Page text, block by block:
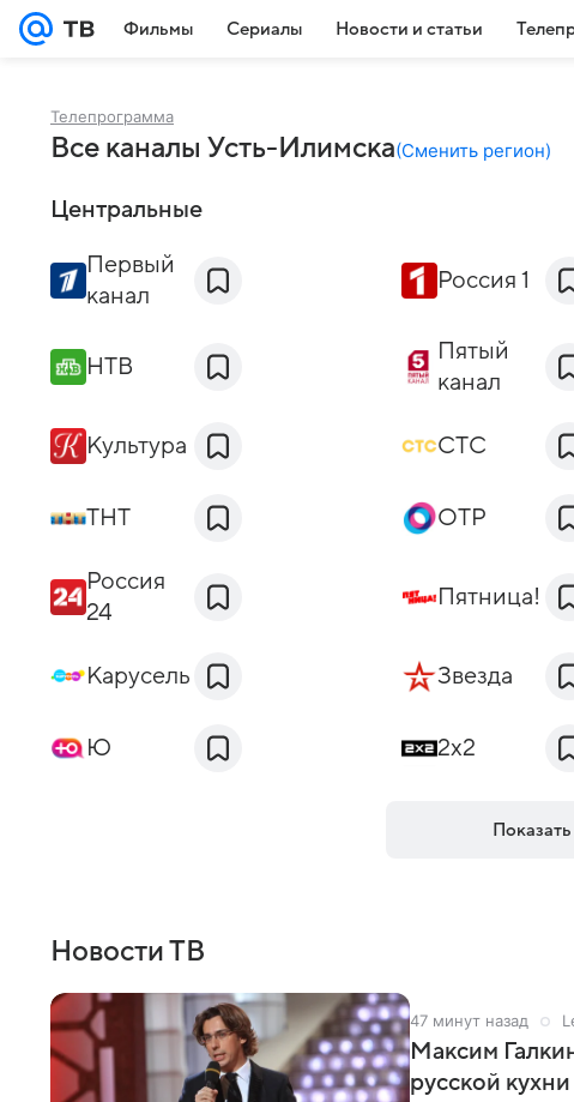
Фильмы Сериалы Новости и статьи
Телепрограмма
Все каналы Усть-Илимска(Сменить регион)
Центральные
Первый
канал
Россия 1
НТВ
Пятый
канал
Культура СТС
ТНТ ОТР
Россия
24
Пятница!
Карусель Звезда
Ю 2x2
Новости ТВ
47 минут назад
Максим
русской кухни